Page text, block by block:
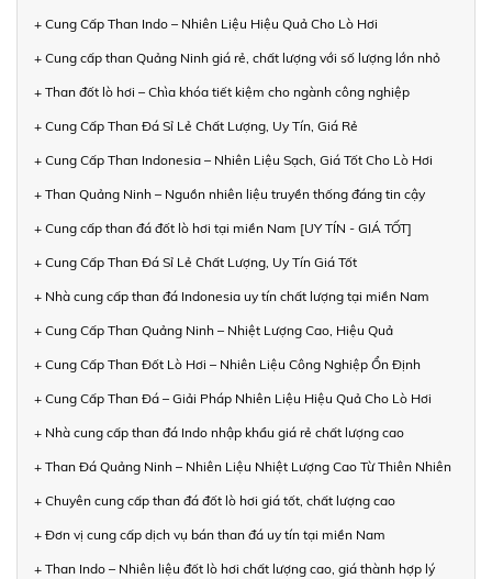
+ Cung Cấp Than Indo – Nhiên Liệu Hiệu Quả Cho Lò Hơi
+ Cung cấp than Quảng Ninh giá rẻ, chất lượng với số lượng lớn nhỏ
+ Than đốt lò hơi – Chìa khóa tiết kiệm cho ngành công nghiệp
+ Cung Cấp Than Đá Sỉ Lẻ Chất Lượng, Uy Tín, Giá Rẻ
+ Cung Cấp Than Indonesia – Nhiên Liệu Sạch, Giá Tốt Cho Lò Hơi
+ Than Quảng Ninh – Nguồn nhiên liệu truyền thống đáng tin cậy
+ Cung cấp than đá đốt lò hơi tại miền Nam [UY TÍN - GIÁ TỐT]
+ Cung Cấp Than Đá Sỉ Lẻ Chất Lượng, Uy Tín Giá Tốt
+ Nhà cung cấp than đá Indonesia uy tín chất lượng tại miền Nam
+ Cung Cấp Than Quảng Ninh – Nhiệt Lượng Cao, Hiệu Quả
+ Cung Cấp Than Đốt Lò Hơi – Nhiên Liệu Công Nghiệp Ổn Định
+ Cung Cấp Than Đá – Giải Pháp Nhiên Liệu Hiệu Quả Cho Lò Hơi
+ Nhà cung cấp than đá Indo nhập khẩu giá rẻ chất lượng cao
+ Than Đá Quảng Ninh – Nhiên Liệu Nhiệt Lượng Cao Từ Thiên Nhiên
+ Chuyên cung cấp than đá đốt lò hơi giá tốt, chất lượng cao
+ Đơn vị cung cấp dịch vụ bán than đá uy tín tại miền Nam
+ Than Indo – Nhiên liệu đốt lò hơi chất lượng cao, giá thành hợp lý